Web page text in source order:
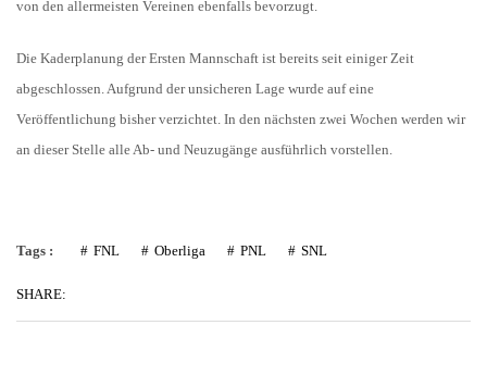
von den allermeisten Vereinen ebenfalls bevorzugt.
Die Kaderplanung der Ersten Mannschaft ist bereits seit einiger Zeit
abgeschlossen. Aufgrund der unsicheren Lage wurde auf eine
Veröffentlichung bisher verzichtet. In den nächsten zwei Wochen werden wir
an dieser Stelle alle Ab- und Neuzugänge ausführlich vorstellen.
Tags : FNL Oberliga PNL SNL
SHARE: